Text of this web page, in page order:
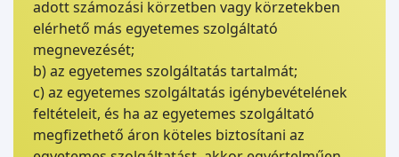
adott számozási körzetben vagy körzetekben
elérhető más egyetemes szolgáltató
megnevezését;
b) az egyetemes szolgáltatás tartalmát;
c) az egyetemes szolgáltatás igénybevételének
feltételeit, és ha az egyetemes szolgáltató
megfizethető áron köteles biztosítani az